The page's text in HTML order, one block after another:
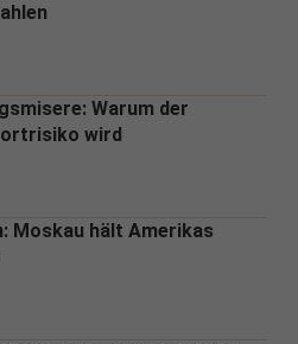
Warum der
wird
Moskau hält Amerikas